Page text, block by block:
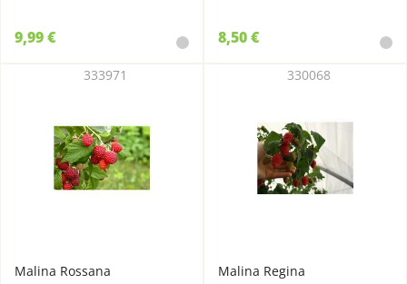
9,99 € 8,50 €
Malina Rossana
333971
Malina Regina
330068